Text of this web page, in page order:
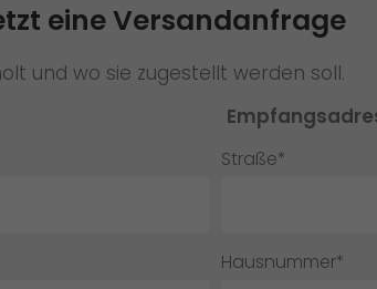
eine Versandanfrage
und wo sie zugestellt werden soll.
Straße*
Hausnummer*